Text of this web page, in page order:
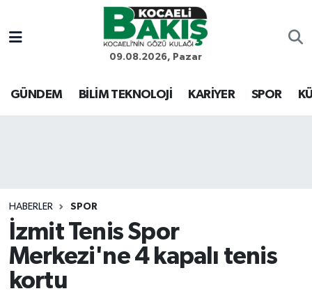
09.08.2026, Pazar
GÜNDEM BİLİM TEKNOLOJİ KARİYER SPOR
HABERLER SPOR
İzmit Tenis Spor
Merkezi'ne 4 kapalı tenis
kortu
Kocaeli Nöbetçi Eczaneler
Kocaeli Hava Durumu
Son Dakika Haberleri
Haber Arşivi